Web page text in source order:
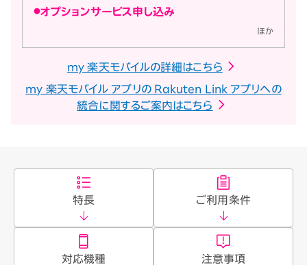
オプションサービス申し込み
ほか
my 楽天モバイルの詳細はこちら
my 楽天モバイル アプリの Rakuten Link アプリへの
統合に関するご案内はこちら
特長 ご利用条件
対応機種 注意事項